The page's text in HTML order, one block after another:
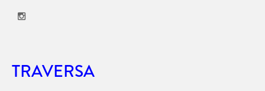
TRAVERSA